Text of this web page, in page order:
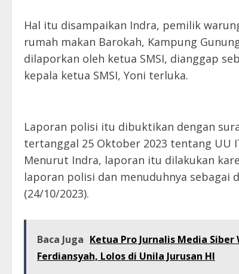
Hal itu disampaikan Indra, pemilik
rumah makan Barokah, Kampung
dilaporkan oleh ketua SMSI, dianggap
kepala ketua SMSI, Yoni terluka.
Laporan polisi itu dibuktikan dengan
tertanggal 25 Oktober 2023 tentang UU
Menurut Indra, laporan itu dilakukan
laporan polisi dan menuduhnya sebagai
(24/10/2023).
Baca Juga Ketua Pro Jurnalis Media
Ferdiansyah, Lolos di Unila Jurusan HI